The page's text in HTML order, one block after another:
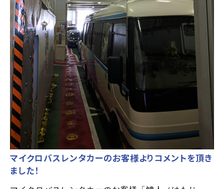
マイクロバスレンタカーのお客様よりコメントを頂き
ました！